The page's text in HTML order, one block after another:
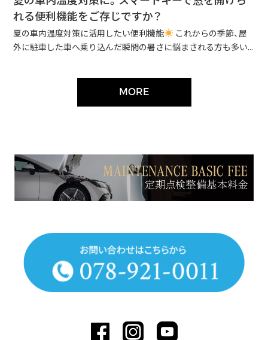
れる便利機能をご存じですか？
夏の車内温度対策に活用したい便利機能
これからの季節、屋
外に駐車した車へ乗り込んだ瞬間の暑さに悩まされる方も多い...
MORE